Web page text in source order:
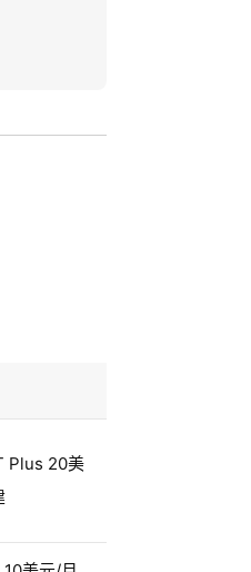
Plus 20美